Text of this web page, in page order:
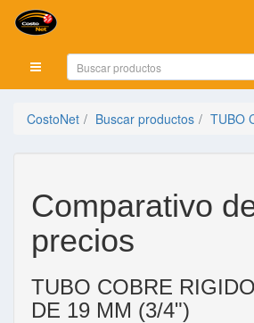
Mostrar menú
CostoNet Buscar productos TUBO
Comparativo
precios
TUBO COBRE
DE 19 MM (3/4")